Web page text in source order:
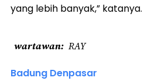
yang lebih banyak,” katanya.
wartawan RAY
Badung Denpasar